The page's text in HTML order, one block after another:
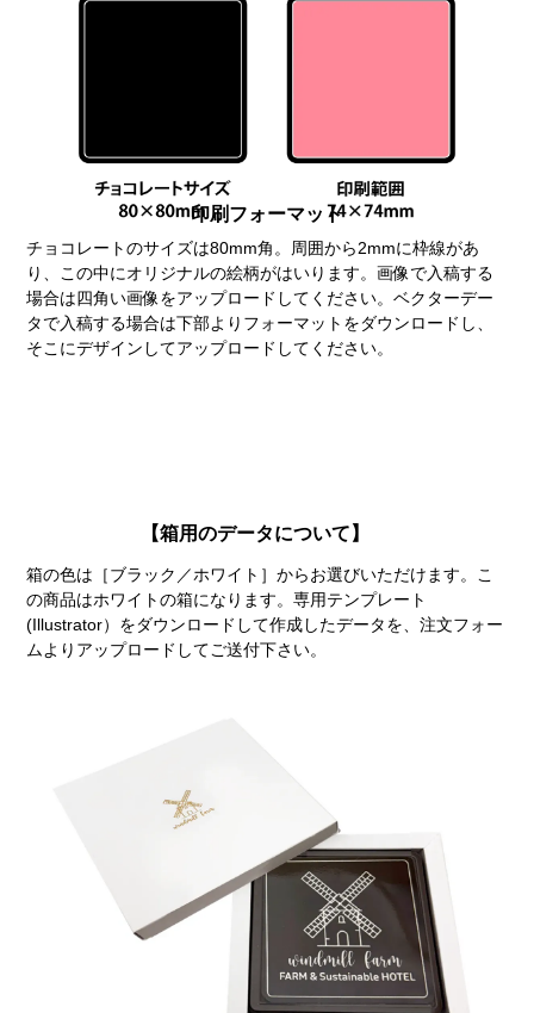
印刷フォーマット
チョコレートのサイズは80mm角。周囲から2mmに枠線があ
り、この中にオリジナルの絵柄がはいります。画像で入稿する
場合は四角い画像をアップロードしてください。ベクターデー
タで入稿する場合は下部よりフォーマットをダウンロードし、
そこにデザインしてアップロードしてください。
【箱用のデータについて】
箱の色は［ブラック／ホワイト］からお選びいただけます。こ
の商品はホワイトの箱になります。専用テンプレート
(Illustrator）をダウンロードして作成したデータを、注文フォー
ムよりアップロードしてご送付下さい。